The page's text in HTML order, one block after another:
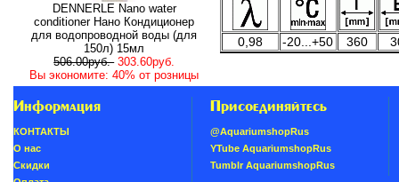
DENNERLE Nano water
conditioner Нано Кондиционер
для водопроводной воды (для
150л) 15мл
506.00руб. 303.60руб.
Вы экономите: 40% от розницы
0,98 -20...+50 360
Информация
КОНТАКТЫ
О нас
Скидки
Присоединяйтесь
@AquariumshopRus
YTube AquariumshopRus
Tumblr AquariumshopRus